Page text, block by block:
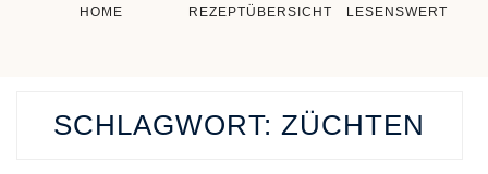
HOME REZEPTÜBERSICHT LESENSWERT
SCHLAGWORT:ZÜCHTEN